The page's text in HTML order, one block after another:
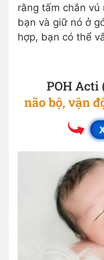
rằng tấm chắn vú
bạn và giữ nó ở
hợp, bạn có thể